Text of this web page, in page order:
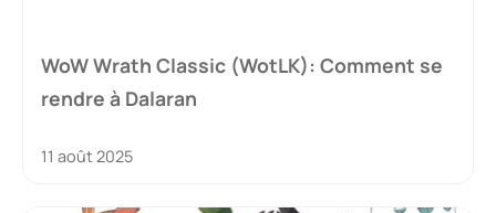
WoW Wrath Classic (WotLK): Comment se
rendre à Dalaran
11 août 2025